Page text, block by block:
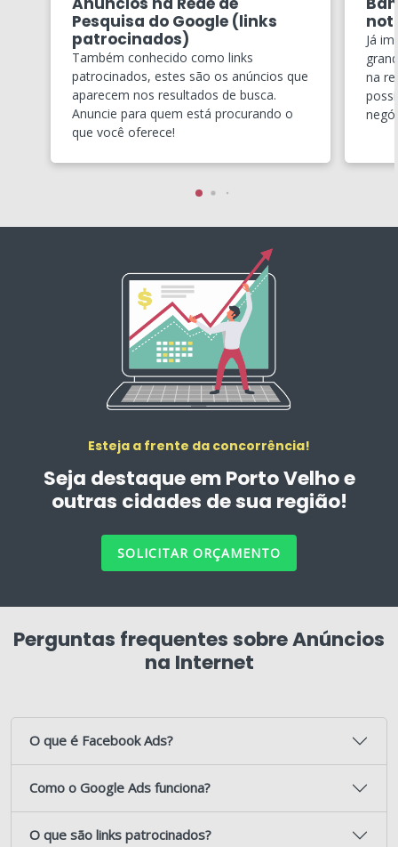
Pesquisa do Google (links
patrocinados)
Também conhecido como links
patrocinados, estes são os anúncios que
aparecem nos resultados de busca.
Anuncie para quem está procurando o
que você oferece!
Já
na
Esteja a frente da concorrência!
Seja destaque em Porto Velho e
outras cidades de sua região!
SOLICITAR ORÇAMENTO
Perguntas frequentes sobre Anúncios
na Internet
O que é Facebook Ads?
Como o Google Ads funciona?
O que são links patrocinados?